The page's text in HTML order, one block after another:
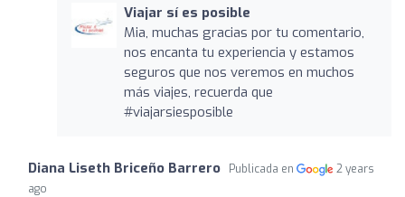
Viajar sí es posible
Mia, muchas gracias por tu comentario,
nos encanta tu experiencia y estamos
seguros que nos veremos en muchos
más viajes, recuerda que
#viajarsiesposible
Diana Liseth Briceño Barrero Publicada en
2 years
ago